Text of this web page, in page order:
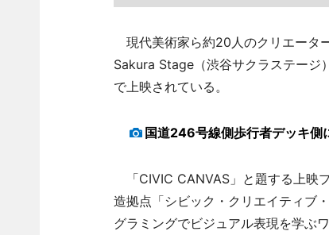
現代美術家ら約20人のクリエータ
Sakura Stage（渋谷サクラステージ
で上映されている。
国道246号線側歩行者デッキ側
「CIVIC CANVAS」と題する上映
造拠点「シビック・クリエイティブ
グラミングでビジュアル表現を学ぶ